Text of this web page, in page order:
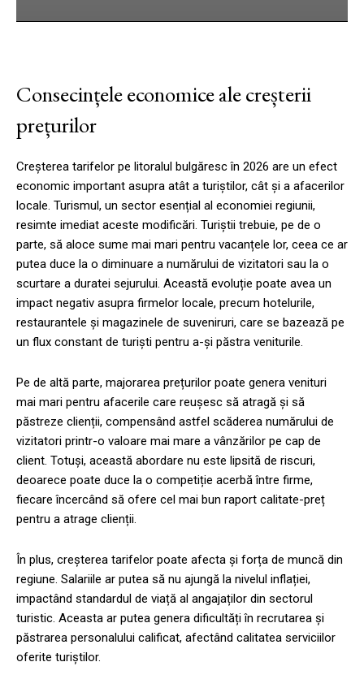
Consecințele economice ale creșterii
prețurilor
Creșterea tarifelor pe litoralul bulgăresc în 2026 are un efect
economic important asupra atât a turiștilor, cât și a afacerilor
locale. Turismul, un sector esențial al economiei regiunii,
resimte imediat aceste modificări. Turiștii trebuie, pe de o
parte, să aloce sume mai mari pentru vacanțele lor, ceea ce ar
putea duce la o diminuare a numărului de vizitatori sau la o
scurtare a duratei sejurului. Această evoluție poate avea un
impact negativ asupra firmelor locale, precum hotelurile,
restaurantele și magazinele de suveniruri, care se bazează pe
un flux constant de turiști pentru a-și păstra veniturile.
Pe de altă parte, majorarea prețurilor poate genera venituri
mai mari pentru afacerile care reușesc să atragă și să
păstreze clienții, compensând astfel scăderea numărului de
vizitatori printr-o valoare mai mare a vânzărilor pe cap de
client. Totuși, această abordare nu este lipsită de riscuri,
deoarece poate duce la o competiție acerbă între firme,
fiecare încercând să ofere cel mai bun raport calitate-preț
pentru a atrage clienții.
În plus, creșterea tarifelor poate afecta și forța de muncă din
regiune. Salariile ar putea să nu ajungă la nivelul inflației,
impactând standardul de viață al angajaților din sectorul
turistic. Aceasta ar putea genera dificultăți în recrutarea și
păstrarea personalului calificat, afectând calitatea serviciilor
oferite turiștilor.